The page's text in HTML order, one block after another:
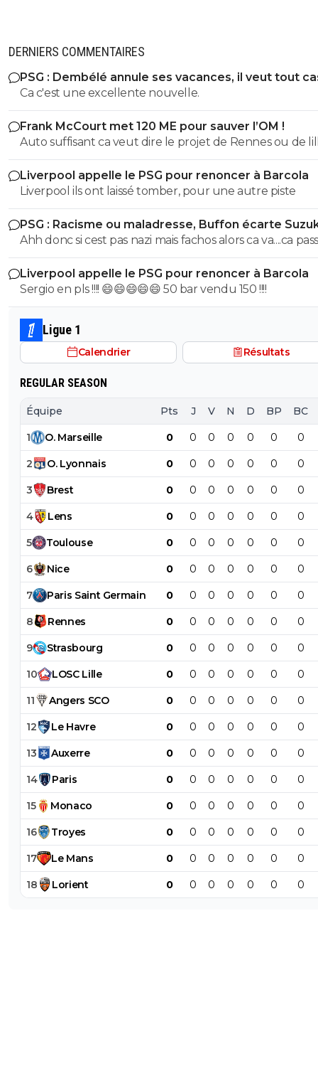
DERNIERS COMMENTAIRES
PSG : Dembélé annule ses vacances, il veut tout
Ca c'est une excellente nouvelle.
Frank McCourt met 120 ME pour sauver l’OM !
Auto suffisant ca veut dire le projet de Rennes ou de
savoir vendre tes meilleur éléments chaques année
pouvoir justement t'auto suffire .. perso non merci je
etre ambitieux garder les meilleurs éléments et
caillasse quitte a se tromper de temps en temps ca
mais mac court na pas les épaules pour L'OM il aurait
racheter nantes ou nice ou bordeaux pas L'OM ..
Liverpool appelle le PSG pour renoncer à Barcola
Liverpool ils ont laissé tomber, pour une autre piste
PSG : Racisme ou maladresse, Buffon écarte
Ahh donc si cest pas nazi mais fachos alors ca va....ca
Liverpool appelle le PSG pour renoncer à Barcola
Sergio en pls !!!! 😄😄😄😄😄 50 bar vendu 150 !!!!
Ligue 1
Calendrier Résultats
REGULAR SEASON
Équipe Pts J V N D BP BC
1 O. Marseille 0 0 0 0 0 0 0
2 O. Lyonnais 0 0 0 0 0 0 0
3 Brest 0 0 0 0 0 0 0
4 Lens 0 0 0 0 0 0 0
5 Toulouse 0 0 0 0 0 0 0
6 Nice 0 0 0 0 0 0 0
7 Paris Saint Germain 0 0 0 0 0 0 0
8 Rennes 0 0 0 0 0 0 0
9 Strasbourg 0 0 0 0 0 0 0
10 LOSC Lille 0 0 0 0 0 0 0
11 Angers SCO 0 0 0 0 0 0 0
12 Le Havre 0 0 0 0 0 0 0
13 Auxerre 0 0 0 0 0 0 0
14 Paris 0 0 0 0 0 0 0
15 Monaco 0 0 0 0 0 0 0
16 Troyes 0 0 0 0 0 0 0
17 Le Mans 0 0 0 0 0 0 0
18 Lorient 0 0 0 0 0 0 0